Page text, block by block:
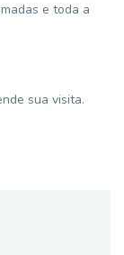
e toda a
sua visita.